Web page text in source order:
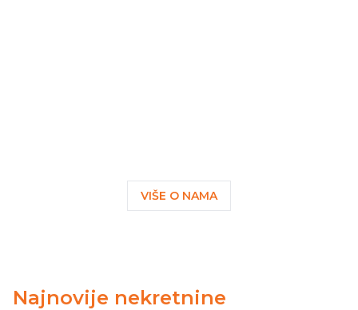
VIŠE O NAMA
Najnovije nekretnine